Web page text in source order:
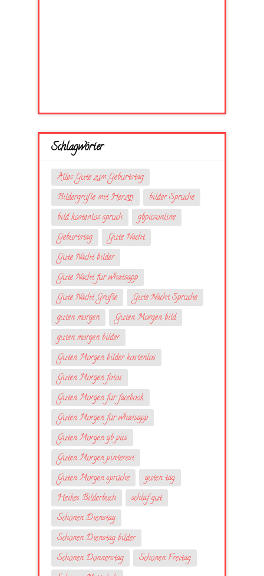
Schlagwörter
Alles Gute zum Geburtstag
Bildergrüße mit Herzღ
bilder Sprüche
bild kostenlos spruch
gbpicsonline
Geburtstag
Gute Nacht
Gute Nacht bilder
Gute Nacht für whatsapp
Gute Nacht Grüße
Gute Nacht Sprüche
guten morgen
Guten Morgen bild
guten morgen bilder
Guten Morgen bilder kostenlos
Guten Morgen fotos
Guten Morgen für facebook
Guten Morgen für whatsapp
Guten Morgen gb pics
Guten Morgen pinterest
Guten Morgen sprüche
guten tag
Heikes Bilderbuch
schlaf gut
Schönen Dienstag
Schönen Dienstag bilder
Schönen Donnerstag
Schönen Freitag